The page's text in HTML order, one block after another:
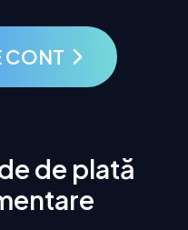
CONT
de plată